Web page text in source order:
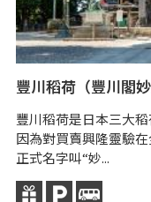
豐川稻荷（豐川閣妙
豐川稻荷是日本三大稻
因為對買賣興隆靈驗
正式名字叫“妙...